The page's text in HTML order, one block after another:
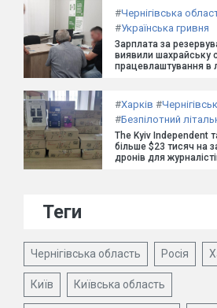
#Чернігівська
#Українська гривня
Зарплата за
виявили шахрайську
працевлаштування в
#Харків #
#Безпілотний
The Kyiv Independent
більше $23 тисяч на
дронів для
Теги
Чернігівська область Росія
Київ Київська область